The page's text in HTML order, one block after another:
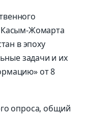
Касым-Жомарта
в эпоху
задачи и их
от 8
опроса, общий